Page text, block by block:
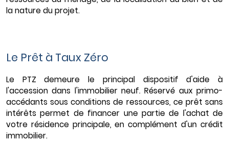
la nature du projet.
Le Prêt à Taux Zéro
Le PTZ demeure le principal dispositif d'aide à
l'accession dans l'immobilier neuf. Réservé aux primo-
accédants sous conditions de ressources, ce prêt sans
intérêts permet de financer une partie de l'achat de
votre résidence principale, en complément d'un crédit
immobilier.